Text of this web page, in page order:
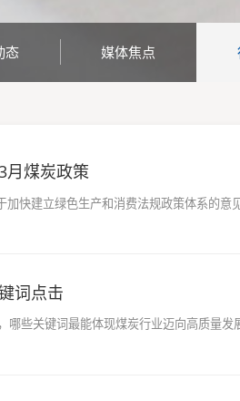
态 媒体焦点
月煤炭政策
加快建立绿色生产和消费法规政策体系的
词点击
哪些关键词最能体现煤炭行业迈向高质量发